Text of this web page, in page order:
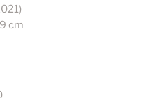
cm